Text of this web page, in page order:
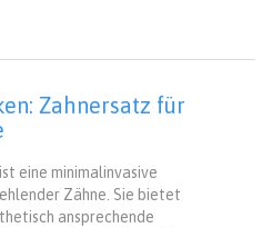
Zahnersatz für
eine minimalinvasive
Zähne. Sie bietet
ansprechende